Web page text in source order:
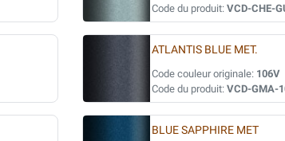
Code du produit: VCD-CHE-
ATLANTIS BLUE MET.
Code couleur originale: 106V
Code du produit: VCD-GMA-
BLUE SAPPHIRE MET